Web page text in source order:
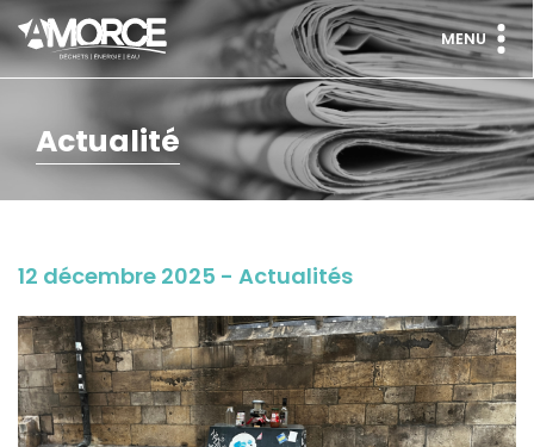
MENU
Actualité
12 décembre 2025 - Actualités